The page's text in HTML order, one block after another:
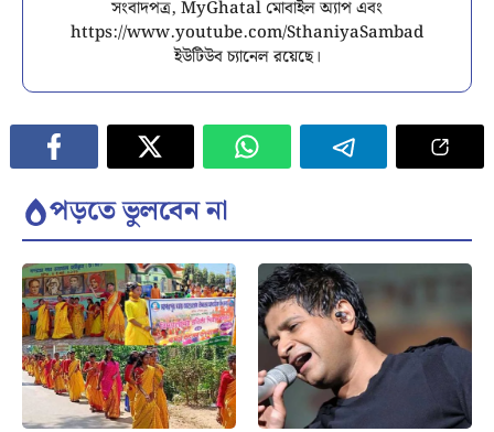
সংবাদপত্র, MyGhatal মোবাইল অ্যাপ এবং
https://www.youtube.com/SthaniyaSambad
ইউটিউব চ্যানেল রয়েছে।
পড়তে ভুলবেন না